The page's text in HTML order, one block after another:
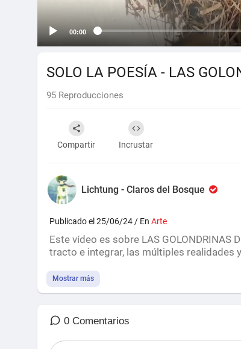
00:00
SOLO LA POESÍA - LAS
95 Reproducciones
Compartir Incrustar
Lichtung - Claros del Bosque
Publicado el 25/06/24 / En Arte
Este vídeo es sobre LAS GOLONDRINAS
tracto e integrar, las múltiples realidades
Mostrar más
0 Comentarios